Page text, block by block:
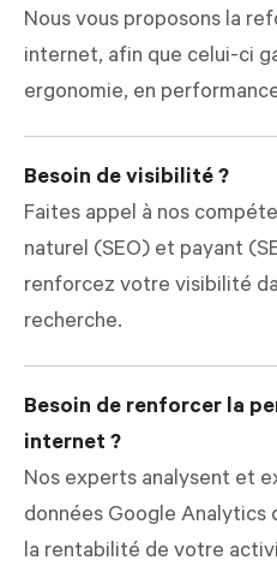
Nous vous proposons la
internet, afin que celui-ci
ergonomie, en
Besoin de visibilité ?
Faites appel à nos
naturel (SEO) et payant
renforcez votre visibilité
recherche.
Besoin de renforcer la
internet ?
Nos experts analysent et
données Google Analytics
la rentabilité de votre